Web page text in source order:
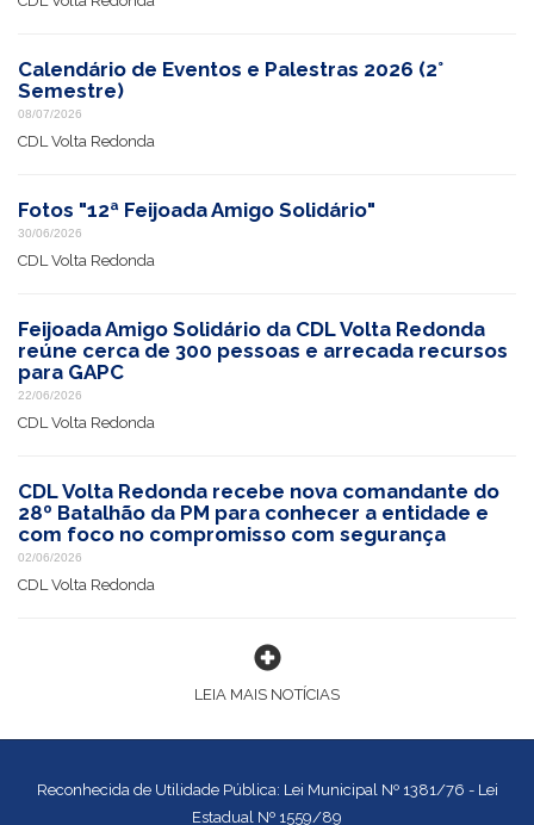
Calendário de Eventos e Palestras 2026 (2°
Semestre)
08/07/2026
CDL Volta Redonda
Fotos "12ª Feijoada Amigo Solidário"
30/06/2026
CDL Volta Redonda
Feijoada Amigo Solidário da CDL Volta Redonda
reúne cerca de 300 pessoas e arrecada recursos
para GAPC
22/06/2026
CDL Volta Redonda
CDL Volta Redonda recebe nova comandante do
28º Batalhão da PM para conhecer a entidade e
com foco no compromisso com segurança
02/06/2026
CDL Volta Redonda
LEIA MAIS NOTÍCIAS
Reconhecida de Utilidade Pública: Lei Municipal Nº 1381/76 - Lei
Estadual Nº 1559/89